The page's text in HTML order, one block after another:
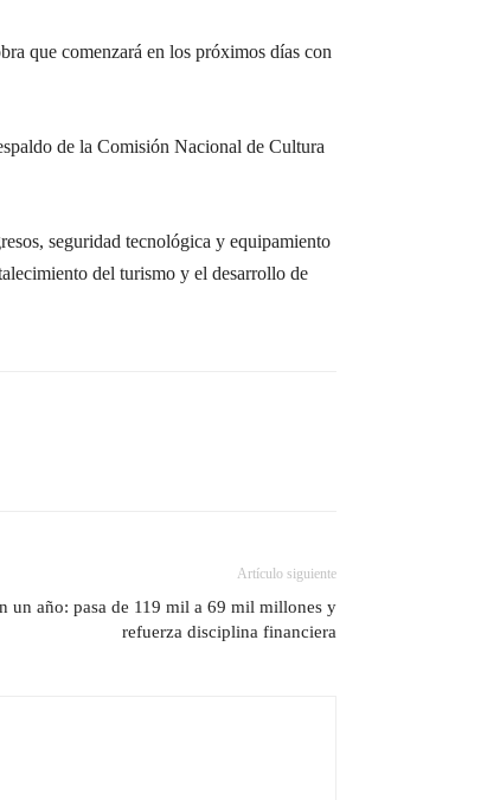
que comenzará en los próximos días con
de la Comisión Nacional de Cultura
seguridad tecnológica y equipamiento
del turismo y el desarrollo de
Artículo siguiente
un año: pasa de 119 mil a 69 mil millones y
refuerza disciplina financiera